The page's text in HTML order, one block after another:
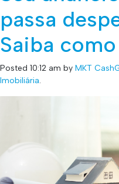
passa
Saiba
Posted 10:12 am by MKT
Imobiliária.